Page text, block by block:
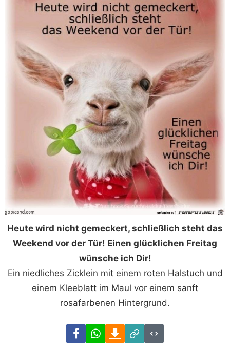
Heute wird nicht gemeckert, schließlich steht das
Weekend vor der Tür! Einen glücklichen Freitag
wünsche ich Dir!
Ein niedliches Zicklein mit einem roten Halstuch und
einem Kleeblatt im Maul vor einem sanft
rosafarbenen Hintergrund.
FacebookWhatsAppDownload
Link
Code